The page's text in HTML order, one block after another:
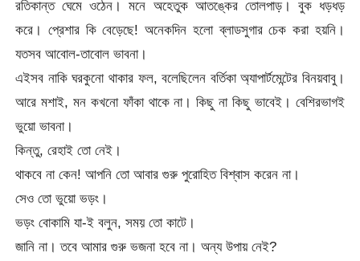
রতিকান্ত ঘেমে ওঠেন। মনে অহেতুক আতঙ্কের তোলপাড়। বুক ধড়ধড়
করে। প্রেশার কি বেড়েছে! অনেকদিন হলো ব্লাডসুগার চেক করা হয়নি।
যতসব আবোল-তাবোল ভাবনা।
এইসব নাকি ঘরকুনো থাকার ফল, বলেছিলেন বর্তিকা অ্যাপার্টমেন্টের বিনয়বাবু।
আরে মশাই, মন কখনো ফাঁকা থাকে না। কিছু না কিছু ভাবেই। বেশিরভাগই
ভুয়ো ভাবনা।
কিন্তু, রেহাই তো নেই।
থাকবে না কেন! আপনি তো আবার গুরু পুরোহিত বিশ্বাস করেন না।
সেও তো ভুয়ো ভড়ং।
ভড়ং বোকামি যা-ই বলুন, সময় তো কাটে।
জানি না। তবে আমার গুরু ভজনা হবে না। অন্য উপায় নেই?